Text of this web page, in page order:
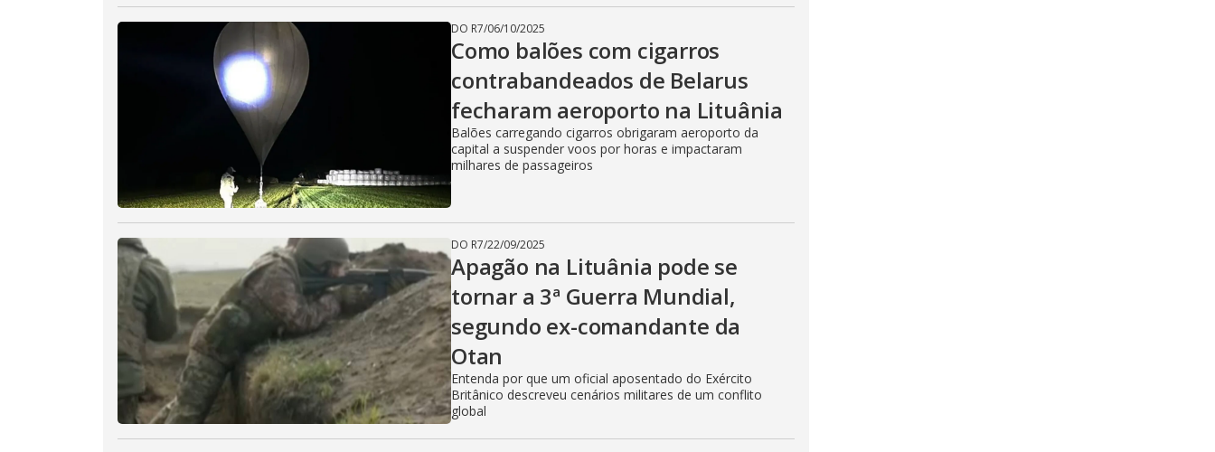
DO R7/06/10/2025
Como balões com cigarros
contrabandeados de Belarus
fecharam aeroporto na Lituânia
Balões carregando cigarros obrigaram aeroporto da
capital a suspender voos por horas e impactaram
milhares de passageiros
DO R7/22/09/2025
Apagão na Lituânia pode se
tornar a 3ª Guerra Mundial,
segundo ex-comandante da
Otan
Entenda por que um oficial aposentado do Exército
Britânico descreveu cenários militares de um conflito
global